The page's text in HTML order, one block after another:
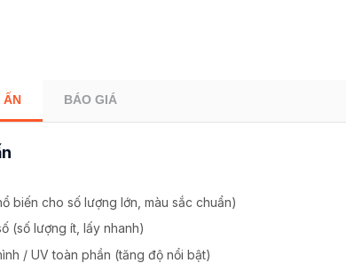
ẤN BÁO GIÁ
biến cho số lượng lớn, màu sắc chuẩn)
(số lượng ít, lấy nhanh)
/ UV toàn phần (tăng độ nổi bật)